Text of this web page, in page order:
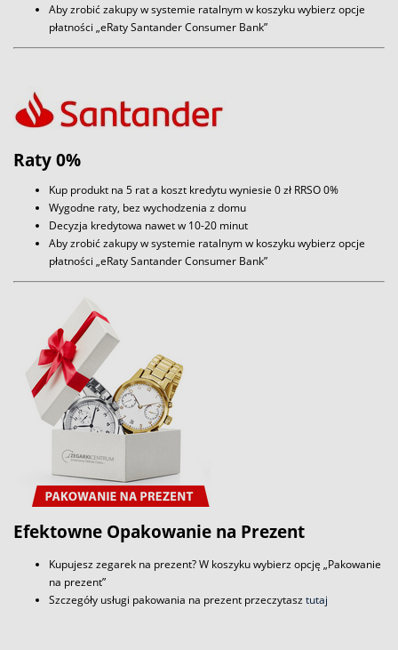
Aby zrobić zakupy w systemie ratalnym w koszyku wybierz opcje
płatności „eRaty Santander Consumer Bank”
Raty 0%
Kup produkt na 5 rat a koszt kredytu wyniesie 0 zł RRSO 0%
Wygodne raty, bez wychodzenia z domu
Decyzja kredytowa nawet w 10-20 minut
Aby zrobić zakupy w systemie ratalnym w koszyku wybierz opcje
płatności „eRaty Santander Consumer Bank”
Efektowne Opakowanie na Prezent
Kupujesz zegarek na prezent? W koszyku wybierz opcję „Pakowanie
na prezent”
Szczegóły usługi pakowania na prezent przeczytasztutaj